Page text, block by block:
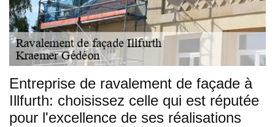
Entreprise de ravalement de façade à
Illfurth: choisissez celle qui est réputée
pour l'excellence de ses réalisations